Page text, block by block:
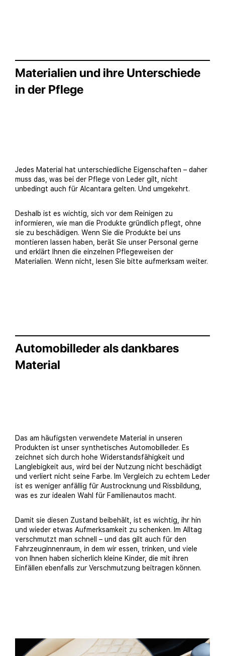
Materialien und ihre Unterschiede
in der Pflege
Jedes Material hat unterschiedliche Eigenschaften – daher
muss das, was bei der Pflege von Leder gilt, nicht
unbedingt auch für Alcantara gelten. Und umgekehrt.
Deshalb ist es wichtig, sich vor dem Reinigen zu
informieren, wie man die Produkte gründlich pflegt, ohne
sie zu beschädigen. Wenn Sie die Produkte bei uns
montieren lassen haben, berät Sie unser Personal gerne
und erklärt Ihnen die einzelnen Pflegeweisen der
Materialien. Wenn nicht, lesen Sie bitte aufmerksam weiter.
Automobilleder als dankbares
Material
Das am häufigsten verwendete Material in unseren
Produkten ist unser synthetisches Automobilleder. Es
zeichnet sich durch hohe Widerstandsfähigkeit und
Langlebigkeit aus, wird bei der Nutzung nicht beschädigt
und verliert nicht seine Farbe. Im Vergleich zu echtem Leder
ist es weniger anfällig für Austrocknung und Rissbildung,
was es zur idealen Wahl für Familienautos macht.
Damit sie diesen Zustand beibehält, ist es wichtig, ihr hin
und wieder etwas Aufmerksamkeit zu schenken. Im Alltag
verschmutzt man schnell – und das gilt auch für den
Fahrzeuginnenraum, in dem wir essen, trinken, und viele
von Ihnen haben sicherlich kleine Kinder, die mit ihren
Einfällen ebenfalls zur Verschmutzung beitragen können.